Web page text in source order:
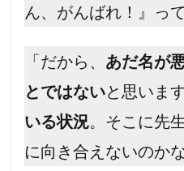
ん、がんばれ！』っ
「だから、 あだ名が
とではないと思いま
いる状況 。そこに先
に向き合えないのかな